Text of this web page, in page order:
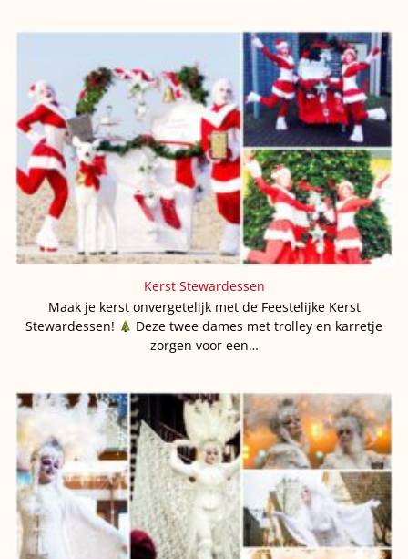
Kerst Stewardessen
Maak je kerst onvergetelijk met de Feestelijke Kerst
Stewardessen!
Deze twee dames met trolley en karretje
zorgen voor een…